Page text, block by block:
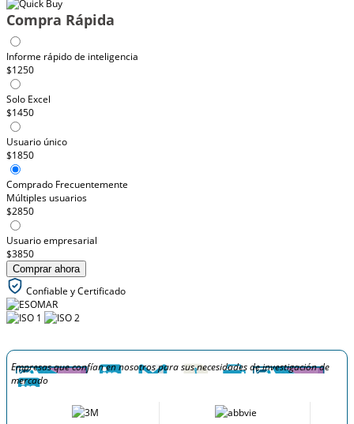
Compra Rápida
Informe rápido de inteligencia
$1250
Solo Excel
$1450
Usuario único
$1850
Comprado Frecuentemente
Múltiples usuarios
$2850
Usuario empresarial
$3850
Comprar ahora
Confiable y Certificado
Empresas que confían en nosotros para sus necesidades de investigación de
mercado